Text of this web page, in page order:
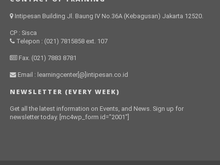
Intipesan Building Jl. Baung IV No.36A (Kebagusan) Jakarta 12520.
CP : Sisca
Telepon : (021) 7815858 ext. 107
Fax. (021) 7883 8781
Email : learningcenter[@]intipesan.co.id
NEWSLETTER (EVERY WEEK)
Get all the latest information on Events, and News. Sign up for
newsletter today. [mc4wp_form id="2001"]